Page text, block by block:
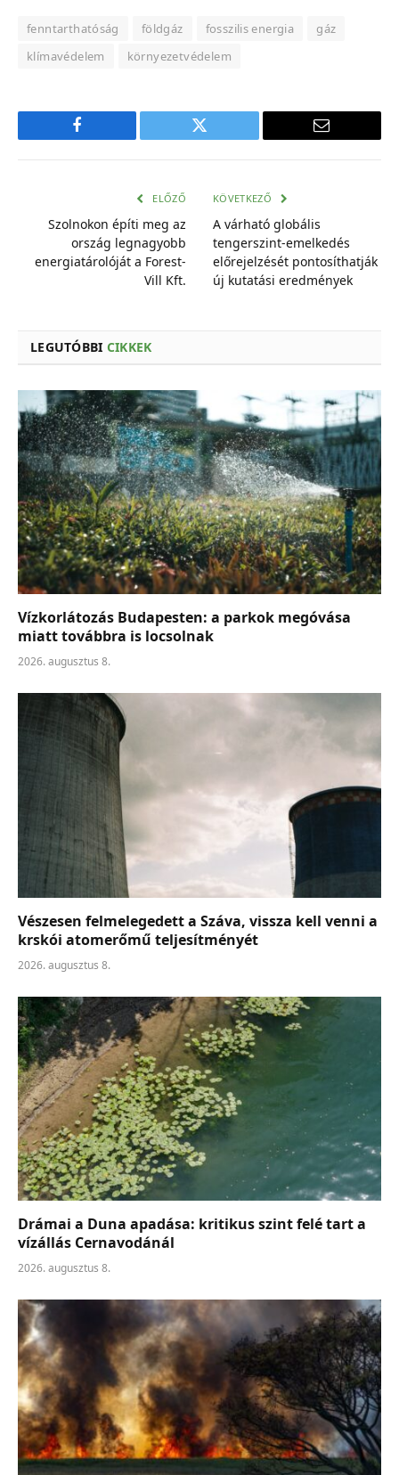
fenntarthatóság földgáz fosszilis energia
gáz
klímavédelem
környezetvédelem
Facebook Twitter
E-
ELŐZŐ
Szolnokon építi meg az
ország legnagyobb
energiatárolóját a Forest-
Vill Kft.
KÖVETKEZŐ
A várható globális
tengerszint-emelkedés
előrejelzését pontosíthatják
új kutatási eredmények
LEGUTÓBBI CIKKEK
Vízkorlátozás Budapesten: a parkok megóvása
miatt továbbra is locsolnak
2026. augusztus 8.
Vészesen felmelegedett a Száva, vissza kell venni a
krskói atomerőmű teljesítményét
2026. augusztus 8.
Drámai a Duna apadása: kritikus szint felé tart a
vízállás Cernavodánál
2026. augusztus 8.